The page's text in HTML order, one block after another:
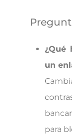
¿Qué
un
para